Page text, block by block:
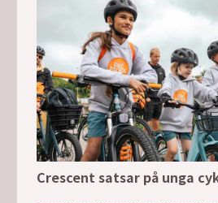
Crescent satsar på unga